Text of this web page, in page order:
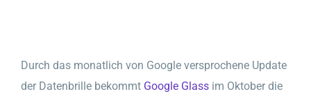
Durch das monatlich von Google versprochene Update
der Datenbrille bekommt Google Glass im Oktober die